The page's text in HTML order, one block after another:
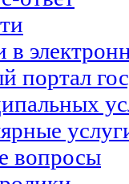
в
портал
вопросы